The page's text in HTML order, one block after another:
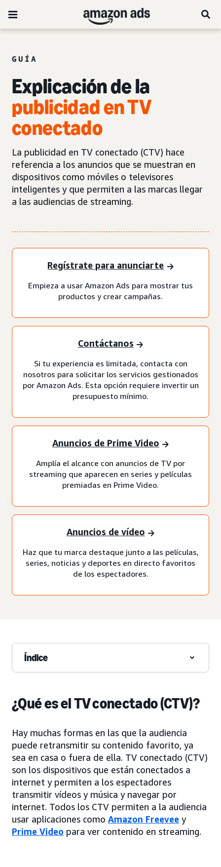
GUÍA
Explicación de la
publicidad en TV
conectado
La publicidad en TV conectado (CTV) hace
referencia a los anuncios que se muestran en
dispositivos como móviles o televisores
inteligentes y que permiten a las marcas llegar
a las audiencias de streaming.
Regístrate para anunciarte
Empieza a usar Amazon Ads para mostrar tus
productos y crear campañas.
Contáctanos
Si tu experiencia es limitada, contacta con
nosotros para solicitar los servicios gestionados
por Amazon Ads. Esta opción requiere invertir un
presupuesto mínimo.
Anuncios de Prime Video
Amplía el alcance con anuncios de TV por
streaming que aparecen en series y películas
premiadas en Prime Video.
Anuncios de vídeo
Haz que tu marca destaque junto a las películas,
series, noticias y deportes en directo favoritos
de los espectadores.
Índice
¿Qué es el TV conectado (CTV)?
Hay muchas formas en las que la audiencia
puede retransmitir su contenido favorito, ya
sea en casa o fuera de ella. TV conectado (CTV)
son los dispositivos que están conectados a
internet y permiten a los espectadores
transmitir vídeos y música y navegar por
internet. Todos los CTV permiten a la audiencia
usar aplicaciones como Amazon Freevee y
Prime Video para ver contenido en streaming.